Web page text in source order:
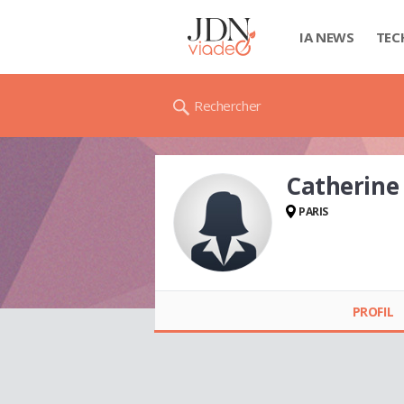
IA NEWS
Rechercher
Catherine
PARIS
PROFIL